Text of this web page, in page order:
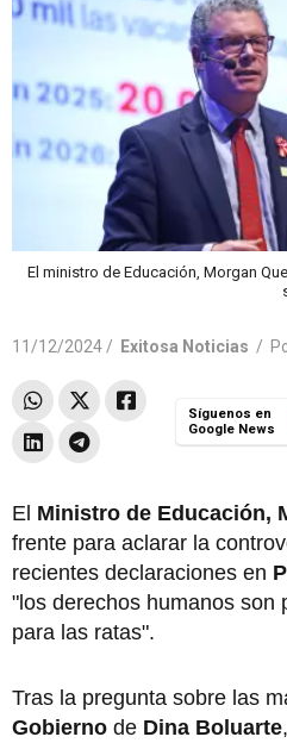
El ministro de Educación, Morgan
11/12/2024 / Exitosa Noticias /
Síguenos en
Google News
El Ministro de Educación,
frente para aclarar la
recientes declaraciones en
"los derechos humanos son
para las ratas".
Tras la pregunta sobre las
Gobierno de Dina Boluarte